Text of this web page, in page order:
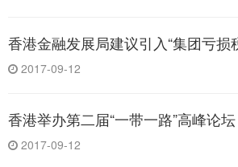
香港金融发展局建议引入“集团亏损
2017-09-12
香港举办第二届“一带一路”高峰论坛
2017-09-12